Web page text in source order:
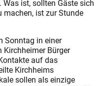
ist, sollten Gäste sich
machen, ist zur Stunde
Sonntag in einer
Bürger
auf das
Kirchheims
sollen als einzige